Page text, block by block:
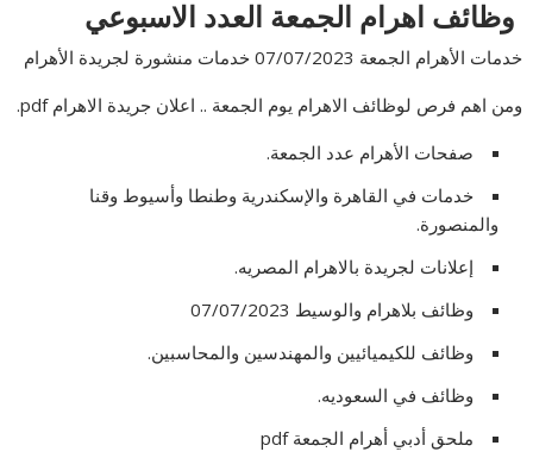
وظائف اهرام الجمعة العدد الاسبوعي
خدمات الأهرام الجمعة 07/07/2023 خدمات منشورة لجريدة الأهرام
ومن اهم فرص لوظائف الاهرام يوم الجمعة .. اعلان جريدة الاهرام pdf.
صفحات الأهرام عدد الجمعة.
خدمات في القاهرة والإسكندرية وطنطا وأسيوط وقنا
والمنصورة.
إعلانات لجريدة بالاهرام المصريه.
وظائف بلاهرام والوسيط 07/07/2023
وظائف للكيميائيين والمهندسين والمحاسبين.
وظائف في السعوديه.
ملحق أدبي أهرام الجمعة pdf